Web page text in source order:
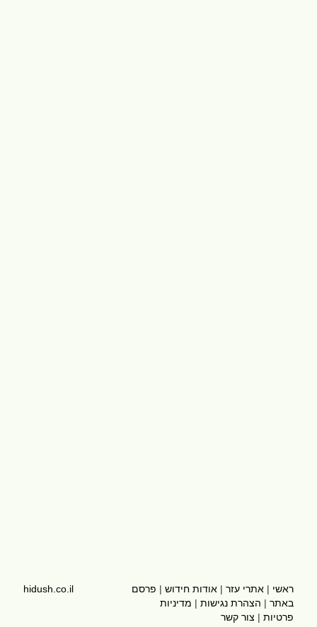
ראשי | אתרי עזר | אודות חידוש | פרסם
באתר | הצהרת נגישות | מדיניות
פרטיות | צור קשר
hidush.co.il